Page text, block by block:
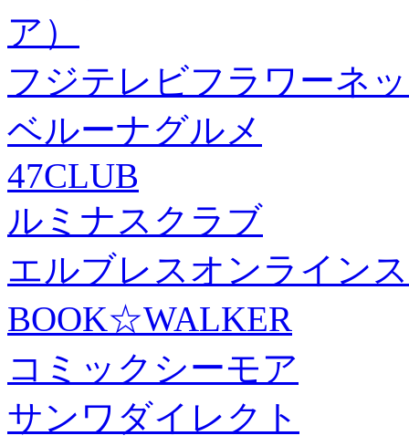
ア）
フジテレビフラワーネ
ベルーナグルメ
47CLUB
ルミナスクラブ
エルブレスオンライン
BOOK☆WALKER
コミックシーモア
サンワダイレクト